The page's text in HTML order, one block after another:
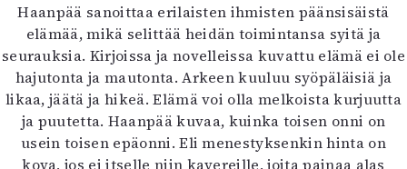
Haanpää sanoittaa erilaisten ihmisten päänsisäistä
elämää, mikä selittää heidän toimintansa syitä ja
seurauksia. Kirjoissa ja novelleissa kuvattu elämä ei ole
hajutonta ja mautonta. Arkeen kuuluu syöpäläisiä ja
likaa, jäätä ja hikeä. Elämä voi olla melkoista kurjuutta
ja puutetta. Haanpää kuvaa, kuinka toisen onni on
usein toisen epäonni. Eli menestyksenkin hinta on
kova, jos ei itselle niin kavereille, joita painaa alas